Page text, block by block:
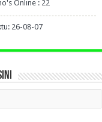
Online : 22
26-08-07